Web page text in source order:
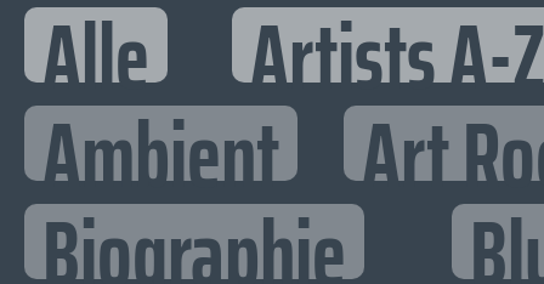
Alle Artists A-Z
Ambient Art
Biographie